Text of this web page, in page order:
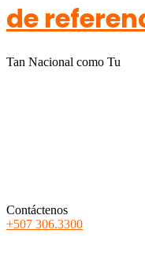
de
Tan Nacional como Tu
Contáctenos
+507 306.3300